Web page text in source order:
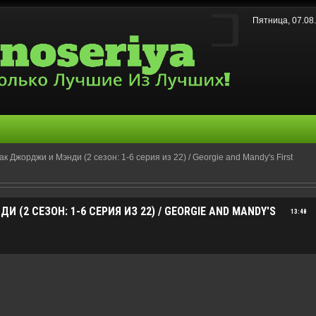
Пятница,
Джорджи и Мэнди (2 сезон: 1-6 серия из 22) / Georgie and Mandy's First
13:48
СЕЗОН: 1-6 СЕРИЯ ИЗ 22) / GEORGIE AND MANDY'S